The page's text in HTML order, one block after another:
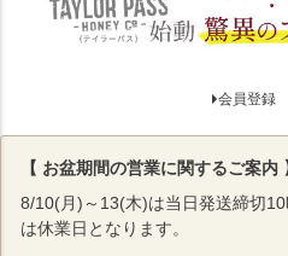
会員登録
【 お盆期間の営業に関するご案内
8/10(月)～13(木)は当日発送締切
は休業日となります。